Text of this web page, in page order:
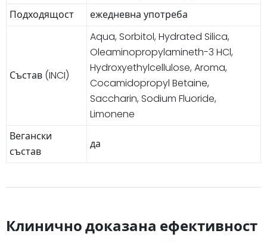
Подходящост
ежедневна употреба
Състав (INCI)
Aqua, Sorbitol, Hydrated Silica,
Oleaminopropylamineth-3 HCl,
Hydroxyethylcellulose, Aroma,
Cocamidopropyl Betaine,
Saccharin, Sodium Fluoride,
Limonene
Вегански
състав
да
Клинично доказана ефективност